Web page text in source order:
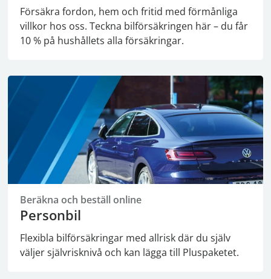
Försäkra fordon, hem och fritid med förmånliga
villkor hos oss. Teckna bilförsäkringen här – du får
10 % på hushållets alla försäkringar.
Beräkna och beställ online
Personbil
Flexibla bilförsäkringar med allrisk där du själv
väljer självrisknivå och kan lägga till Pluspaketet.